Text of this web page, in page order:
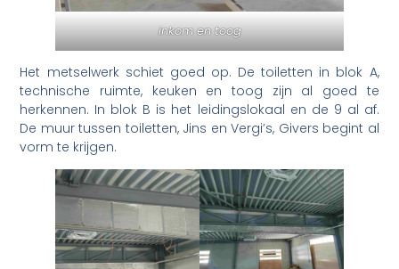
inkom en toog
Het metselwerk schiet goed op. De toiletten in blok A,
technische ruimte, keuken en toog zijn al goed te
herkennen. In blok B is het leidingslokaal en de 9 al af.
De muur tussen toiletten, Jins en Vergi’s, Givers begint al
vorm te krijgen.